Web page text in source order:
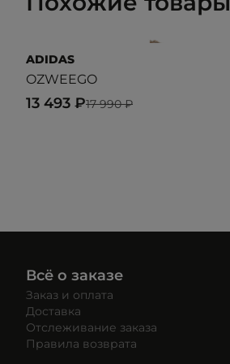
ADIDAS
OZWEEGO
17 990 ₽
13 493 ₽
Всё о заказе
Заказ и оплата
Доставка
Отслеживание заказа
Правила возврата